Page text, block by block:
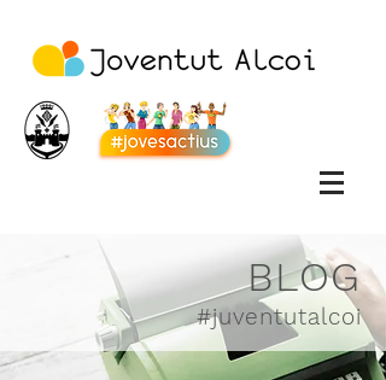
BLOG
#juventutalcoi